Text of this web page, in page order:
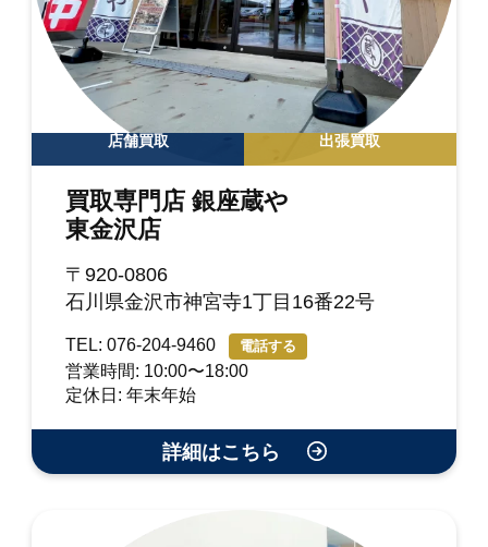
店舗買取 出張買取
買取専門店 銀座蔵や
東金沢店
〒920-0806
石川県金沢市神宮寺1丁目16番22号
TEL: 076-204-9460 電話する
営業時間: 10:00〜18:00
定休日: 年末年始
詳細はこちら